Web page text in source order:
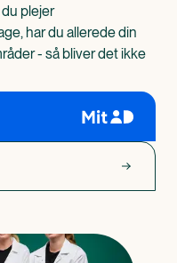
plejer
har du allerede din
- så bliver det ikke